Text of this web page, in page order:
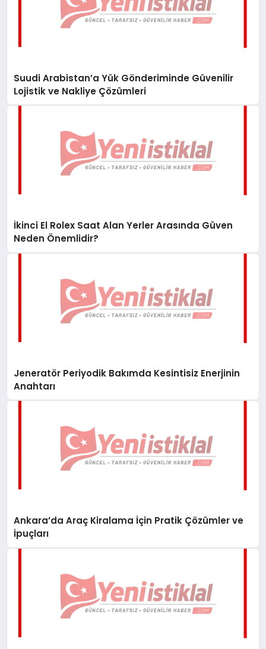
Suudi Arabistan’a Yük Gönderiminde Güvenilir
Lojistik ve Nakliye Çözümleri
İkinci El Rolex Saat Alan Yerler Arasında Güven
Neden Önemlidir?
Jeneratör Periyodik Bakımda Kesintisiz Enerjinin
Anahtarı
Ankara’da Araç Kiralama İçin Pratik Çözümler ve
İpuçları